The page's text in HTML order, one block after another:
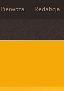
Pierwsza Redakcja